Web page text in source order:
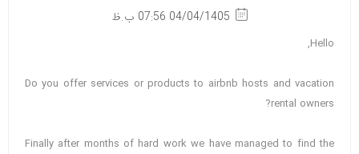
04/04/1405 07:56 ب.ظ
Hello,
Do you offer services or products to airbnb hosts and vacation
rental owners?
Finally after months of hard work we have managed to find the